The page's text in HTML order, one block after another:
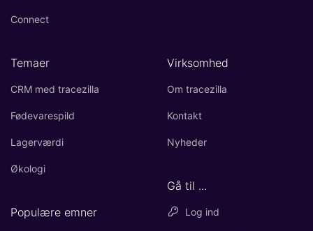
Connect
Temaer
CRM med tracezilla
Fødevarespild
Lagerværdi
Økologi
Populære emner
Virksomhed
Om tracezilla
Kontakt
Nyheder
Gå til ...
Log ind